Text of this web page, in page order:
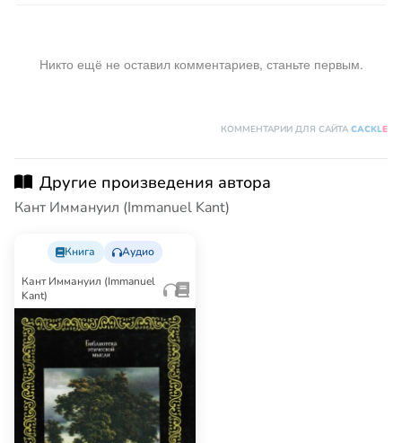
Никто ещё не оставил комментариев, станьте первым.
КОММЕНТАРИИ ДЛЯ САЙТА CACKLE
Другие произведения автора
Кант Иммануил (Immanuel Kant)
Книга Аудио
Кант Иммануил (Immanuel
Kant)